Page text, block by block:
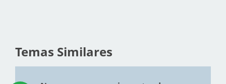
Temas Similares